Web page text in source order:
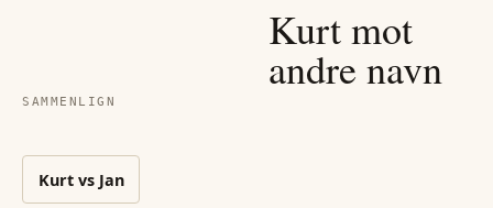
SAMMENLIGN
Kurtmot
andre navn
Kurtvs Jan